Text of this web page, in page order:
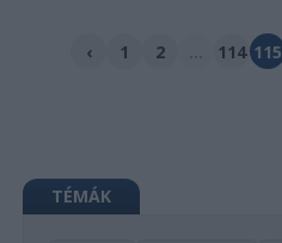
‹ 1 2 114 115
TÉMÁK